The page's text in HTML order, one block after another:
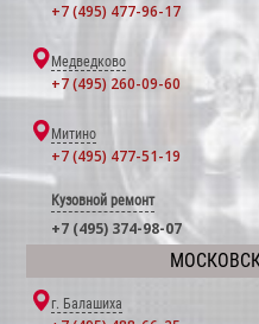
+7 (495) 477-96-17
Медведково
+7 (495) 260-09-60
Митино
+7 (495) 477-51-19
Кузовной ремонт
+7 (495) 374-98-07
г. Балашиха